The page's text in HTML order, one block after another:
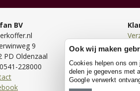
BV
9
PD Oldenzaal
228000
Ook wij maken
Cookies helpen ons
delen je gegevens met
Google verwerkt